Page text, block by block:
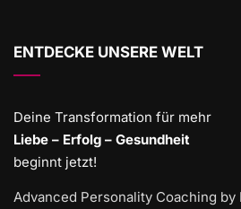
ENTDECKE UNSERE WELT
Deine Transformation für mehr
Liebe – Erfolg – Gesundheit
beginnt jetzt!
Advanced Personality Coaching by